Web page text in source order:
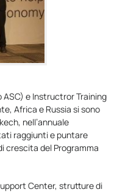
e Instructror Training
Africa e Russia si sono
nell’annuale
raggiunti e puntare
crescita del Programma
Center, strutture di